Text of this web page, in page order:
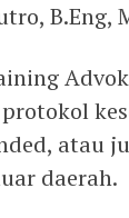
B.Eng,
atau
daerah.